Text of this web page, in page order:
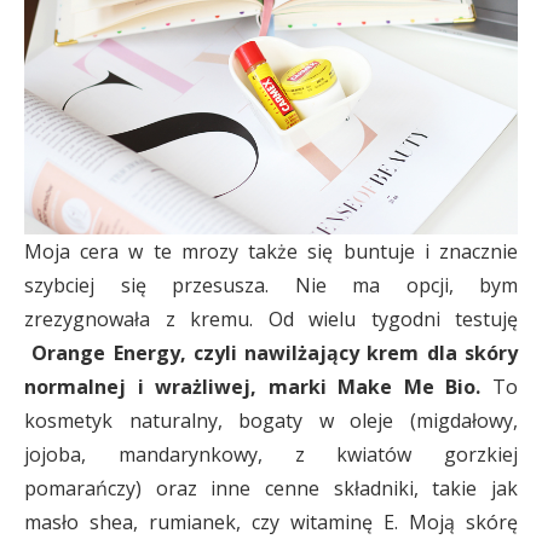
Moja cera w te mrozy także się buntuje i znacznie
szybciej się przesusza. Nie ma opcji, bym
zrezygnowała z kremu. Od wielu tygodni testuję
Orange Energy, czyli nawilżający krem dla skóry
normalnej i wrażliwej, marki Make Me Bio. To
kosmetyk naturalny, bogaty w oleje (migdałowy,
jojoba, mandarynkowy, z kwiatów gorzkiej
pomarańczy) oraz inne cenne składniki, takie jak
masło shea, rumianek, czy witaminę E. Moją skórę